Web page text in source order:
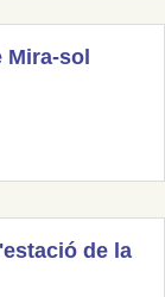
sol
de la